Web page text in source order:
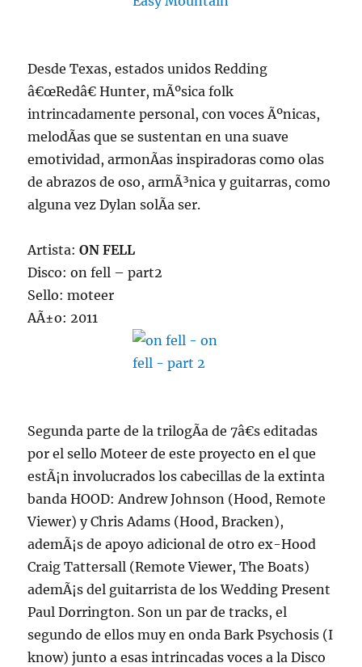
Desde Texas, estados unidos Redding
â€œRedâ€ Hunter, mÃºsica folk
intrincadamente personal, con voces Ãºnicas,
melodÃ­as que se sustentan en una suave
emotividad, armonÃ­as inspiradoras como olas
de abrazos de oso, armÃ³nica y guitarras, como
alguna vez Dylan solÃ­a ser.
Artista:ON FELL
Disco: on fell – part2
Sello: moteer
AÃ±o: 2011
Segunda parte de la trilogÃ­a de 7â€s editadas
por el sello Moteer de este proyecto en el que
estÃ¡n involucrados los cabecillas de la extinta
banda HOOD: Andrew Johnson (Hood, Remote
Viewer) y Chris Adams (Hood, Bracken),
ademÃ¡s de apoyo adicional de otro ex-Hood
Craig Tattersall (Remote Viewer, The Boats)
ademÃ¡s del guitarrista de los Wedding Present
Paul Dorrington. Son un par de tracks, el
segundo de ellos muy en onda Bark Psychosis (I
know) junto a esas intrincadas voces a la Disco